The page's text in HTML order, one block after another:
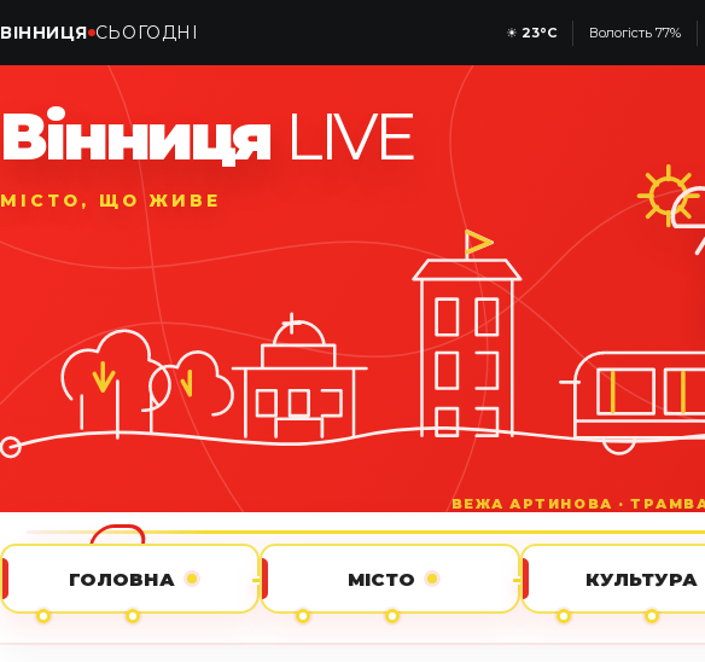
ВІННИЦЯ СЬОГОДНІ ☀ 23°C Вологість 77%
Вінниця LIVE
МІСТО, ЩО ЖИВЕ
ГОЛОВНА МІСТО КУЛЬТУРА